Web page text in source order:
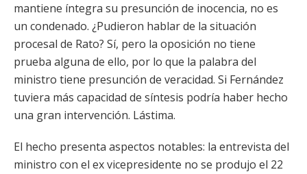
mantiene íntegra su presunción de inocencia, no es
un condenado. ¿Pudieron hablar de la situación
procesal de Rato? Sí, pero la oposición no tiene
prueba alguna de ello, por lo que la palabra del
ministro tiene presunción de veracidad. Si Fernández
tuviera más capacidad de síntesis podría haber hecho
una gran intervención. Lástima.
El hecho presenta aspectos notables: la entrevista del
ministro con el ex vicepresidente no se produjo el 22